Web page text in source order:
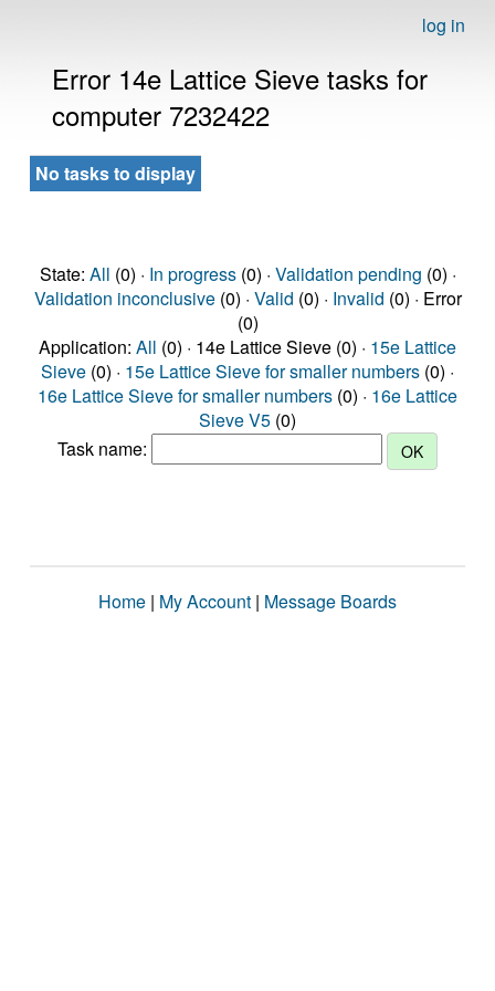
log in
Error 14e Lattice Sieve tasks for
computer 7232422
No tasks to display
State: All (0) · In progress(0) · Validation pending (0) ·
Validation inconclusive(0) · Valid (0) · Invalid (0) · Error
(0)
Application: All (0) · 14e Lattice Sieve (0) · 15e Lattice
Sieve (0) · 15e Lattice Sieve for smaller numbers (0) ·
16e Lattice Sieve for smaller numbers (0) · 16e Lattice
Sieve V5 (0)
Task name:
Home | My Account | Message Boards